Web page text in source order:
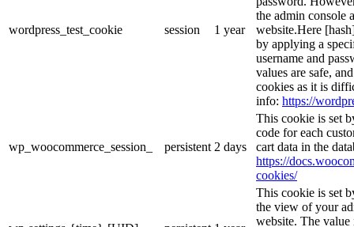
wordpress_test_cookie session 1 year
the admin console
website.Here
by applying a
username and
values are safe,
cookies as it is
info: https://
wp_woocommerce_session_ persistent 2 days
This cookie is set
code for each
cart data in the
https://
cookies/
This cookie is set
the view of your
website. The